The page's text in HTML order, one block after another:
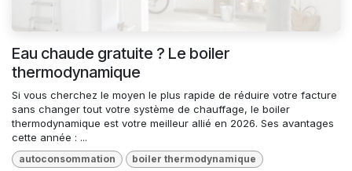
Eau chaude gratuite ? Le boiler
thermodynamique
Si vous cherchez le moyen le plus rapide de réduire votre facture
sans changer tout votre système de chauffage, le boiler
thermodynamique est votre meilleur allié en 2026. Ses avantages
cette année : ...
autoconsommation boiler thermodynamique